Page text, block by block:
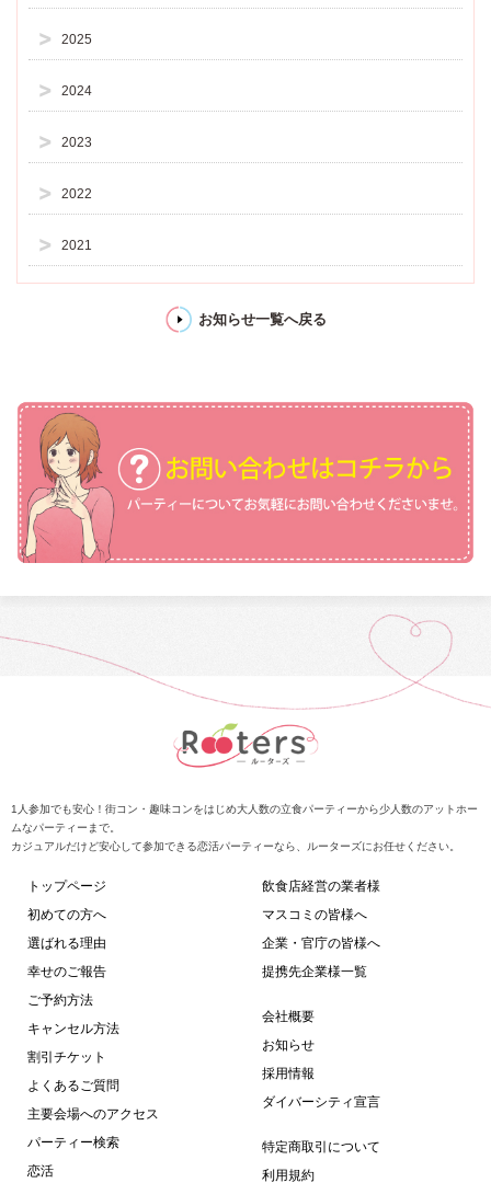
2025
2024
2023
2022
2021
お知らせ一覧へ戻る
1人参加でも安心！街コン・趣味コンをはじめ大人数の立食パーティーから少人数のアットホー
ムなパーティーまで。
カジュアルだけど安心して参加できる恋活パーティーなら、ルーターズにお任せください。
トップページ
初めての方へ
選ばれる理由
幸せのご報告
ご予約方法
キャンセル方法
割引チケット
よくあるご質問
主要会場へのアクセス
パーティー検索
恋活
飲食店経営の業者様
マスコミの皆様へ
企業・官庁の皆様へ
提携先企業様一覧
会社概要
お知らせ
採用情報
ダイバーシティ宣言
特定商取引について
利用規約